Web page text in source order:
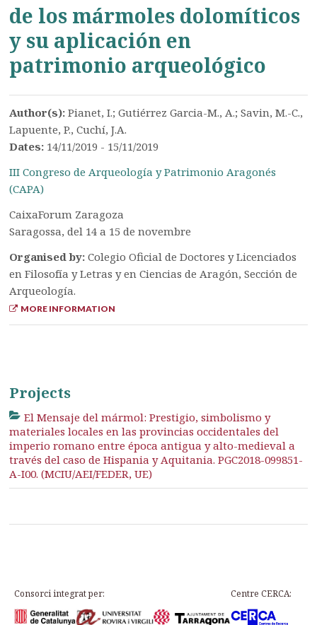
de los mármoles dolomíticos
y su aplicación en
patrimonio arqueológico
Author(s):Pianet, I.; Gutiérrez Garcia-M., A.; Savin, M.-C.,
Lapuente, P., Cuchí, J.A.
Dates: 14/11/2019 - 15/11/2019
III Congreso de Arqueología y Patrimonio Aragonés
(CAPA)
CaixaForum Zaragoza
Saragossa, del 14 a 15 de novembre
Organised by:Colegio Oficial de Doctores y Licenciados
en Filosofía y Letras y en Ciencias de Aragón, Sección de
Arqueología.
MORE INFORMATION
Projects
El Mensaje del mármol: Prestigio, simbolismo y
materiales locales en las provincias occidentales del
imperio romano entre época antigua y alto-medieval a
través del caso de Hispania y Aquitania. PGC2018-099851-
A-I00. (MCIU/AEI/FEDER, UE)
Consorci integrat per: Centre CERCA: